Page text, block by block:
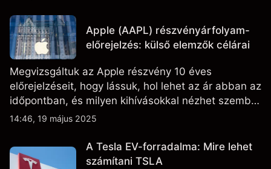
fejleményeket.
Apple (AAPL) részvényárfolyam-
előrejelzés: külső elemzők célárai
Megvizsgáltuk az Apple részvény 10 éves
előrejelzéseit, hogy lássuk, hol lehet az ár abban az
időpontban, és milyen kihívásokkal nézhet szembe
a vállalat.
14:46, 19 május 2025
A Tesla EV-forradalma: Mire lehet
számítani TSLA